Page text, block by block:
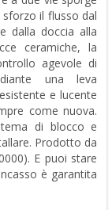
il flusso dal
dalla doccia alla
ceramiche, la
agevole di
una leva
e lucente
come nuova.
di blocco e
Prodotto da
E puoi stare
è garantita